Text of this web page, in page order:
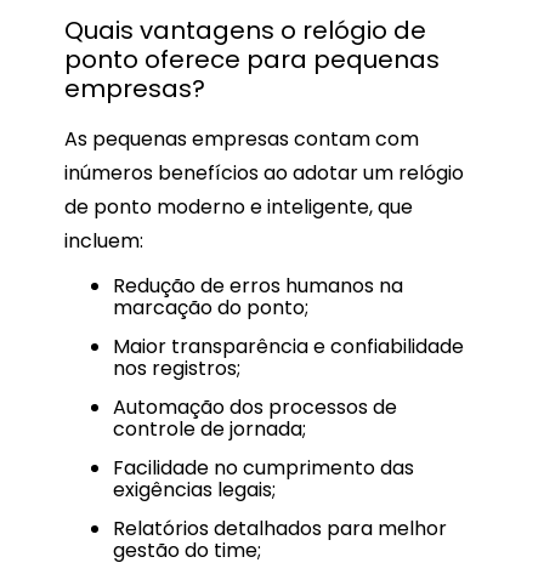
Quais vantagens o relógio de
ponto oferece para pequenas
empresas?
As pequenas empresas contam com
inúmeros benefícios ao adotar um relógio
de ponto moderno e inteligente, que
incluem:
Redução de erros humanos na
marcação do ponto;
Maior transparência e confiabilidade
nos registros;
Automação dos processos de
controle de jornada;
Facilidade no cumprimento das
exigências legais;
Relatórios detalhados para melhor
gestão do time;